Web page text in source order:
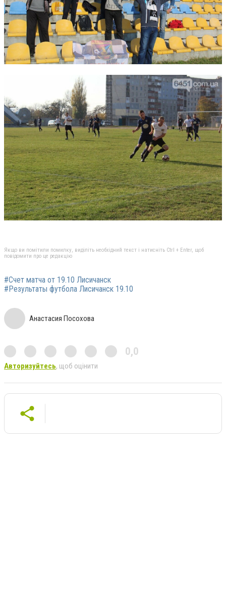
Якщо ви помітили помилку, виділіть необхідний текст і натисніть Ctrl + Enter, щоб
повідомити про це редакцію
#Счет матча от 19.10 Лисичанск
#Результаты футбола Лисичанск 19.10
Анастасия Посохова
0,0
Авторизуйтесь, щоб оцінити